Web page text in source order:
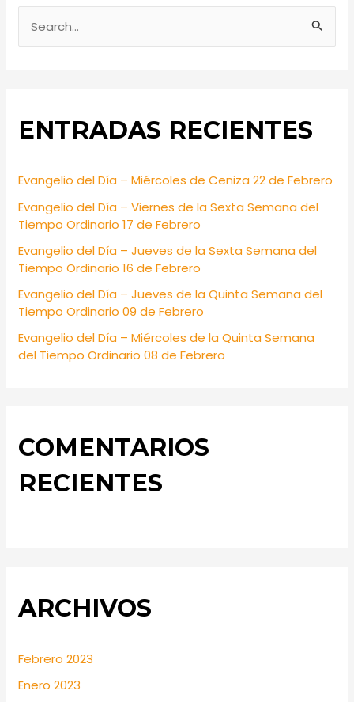
c
r
:
ENTRADAS RECIENTES
Evangelio del Día – Miércoles de Ceniza 22 de Febrero
Evangelio del Día – Viernes de la Sexta Semana del
Tiempo Ordinario 17 de Febrero
Evangelio del Día – Jueves de la Sexta Semana del
Tiempo Ordinario 16 de Febrero
Evangelio del Día – Jueves de la Quinta Semana del
Tiempo Ordinario 09 de Febrero
Evangelio del Día – Miércoles de la Quinta Semana
del Tiempo Ordinario 08 de Febrero
COMENTARIOS
RECIENTES
ARCHIVOS
Febrero 2023
Enero 2023